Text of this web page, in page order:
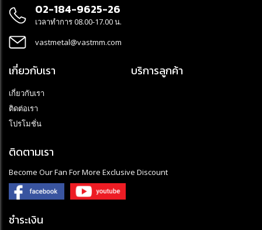
equipped with
Storm 500c), container (DC
Storm 500L
a new more efficient HEPA
powerful enough for source
extraction.
container
02-184-9625-26
เวลาทำการ 08.00-17.00 น.
vastmetal@vastmm.com
เกี่ยวกับเรา
เกี่ยวกับเรา
ติดต่อเรา
โปรโมชั่น
บริการลูกค้า
ติดตามเรา
Become Our Fan For More Exclusive Discount
ชำระเงิน